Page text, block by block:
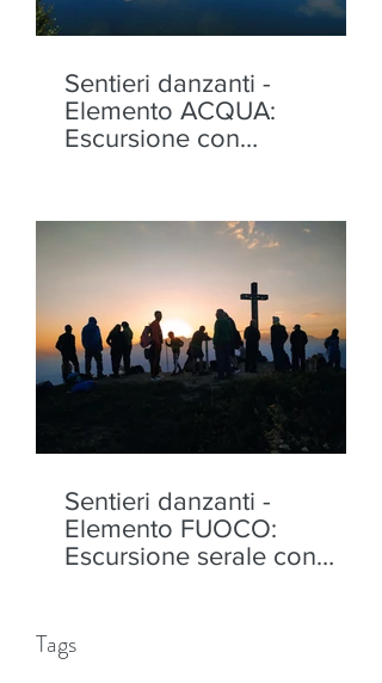
Sentieri danzanti -
Elemento ACQUA:
Escursione con
12 agosto
Sentieri danzanti -
Elemento FUOCO:
Escursione serale con
agosto
Tags